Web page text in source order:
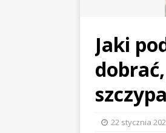
Jaki
22 stycznia